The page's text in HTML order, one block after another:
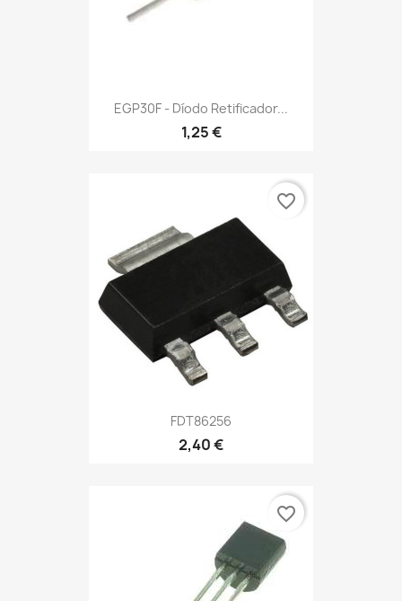
EGP30F - Díodo Retificador...
1,25 €
FDT86256
2,40 €
favorite_border
favorite_border